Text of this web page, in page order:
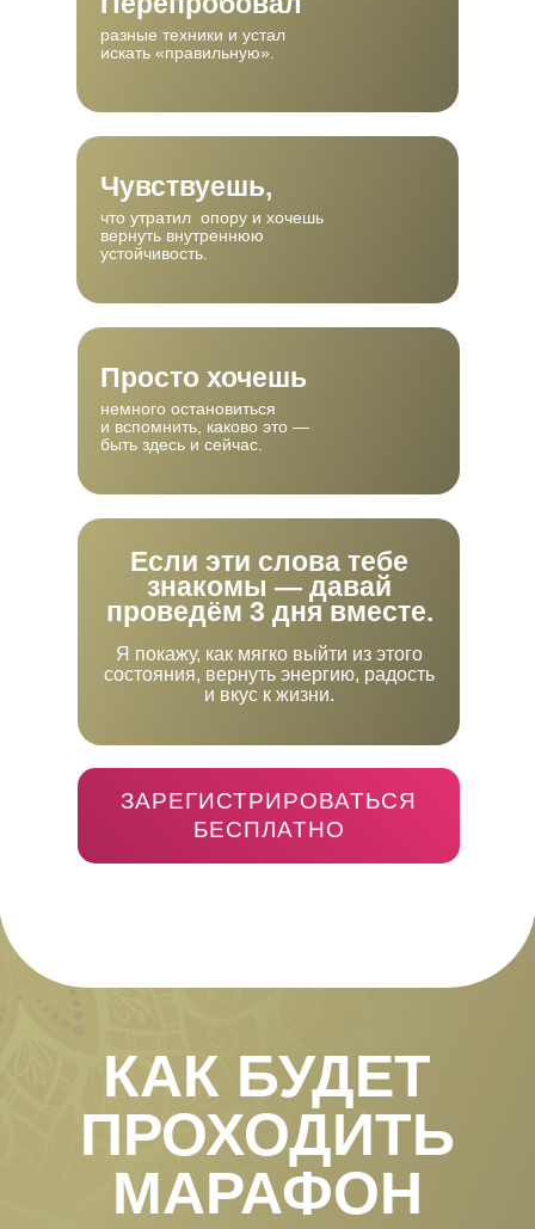
Просто хочешь
немного остановиться
и вспомнить, каково это —
быть здесь и сейчас.
Я покажу, как мягко выйти из этого
состояния, вернуть энергию, радость
и вкус к жизни.
Если эти слова тебе
знакомы — давай
проведём 3 дня вместе.
разные техники и устал
искать «правильную».
что утратил опору и хочешь
вернуть внутреннюю
устойчивость.
Чувствуешь,
ЗАРЕГИСТРИРОВАТЬСЯ
БЕСПЛАТНО
Поговорим о пяти врагах ума — желаниях,
раздражении, тревоге, апатии и сомнениях.
Ты узнаешь, почему именно они мешают
чувствовать себя спокойно и уверенно
Мы разберём, как мягко очищать
ум и перестать терять силы
на внутреннюю борьбу.
1
Я покажу простые приёмы, чтобы уже
после первого занятия почувствовать
внутреннюю собранность и покой.
День 1
Разберём, почему ум всё время
поток мыслей истощает энергию, внимание
и радость жизни.
КАК БУДЕТ
ПРОХОДИТЬ
МАРАФОН